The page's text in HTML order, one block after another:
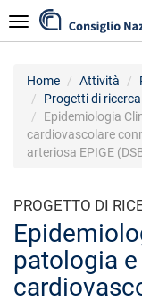
al
contenuto
Navigazione
Home Attività
Progetti di ricerca
Epidemiologia
cardiovascolare
arteriosa EPIGE
PROGETTO DI
patologia